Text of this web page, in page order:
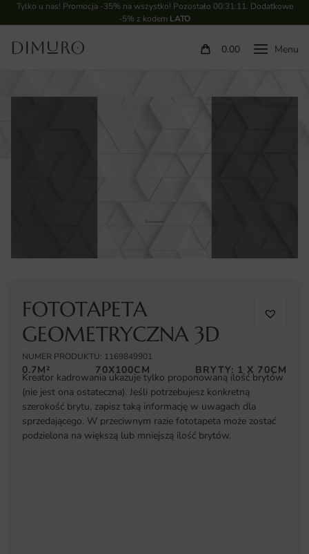
Tylko u nas! Promocja -35% na wszystko! Pozostało 00:31:11. Dodatkowe
-5% z kodem LATO
0.00
FOTOTAPETA
GEOMETRYCZNA 3D
NUMER PRODUKTU: 1169849901
0.7M² 70X100CM BRYTY: 1 X 70CM
Kreator kadrowania ukazuje tylko proponowaną ilość brytów
(nie jest ona ostateczna). Jeśli potrzebujesz konkretną
szerokość brytu, zapisz taką informację w uwagach dla
sprzedającego. W przeciwnym razie fototapeta może zostać
podzielona na większą lub mniejszą ilość brytów.